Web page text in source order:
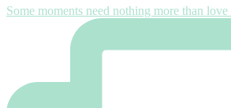
Some moments need nothing more than love